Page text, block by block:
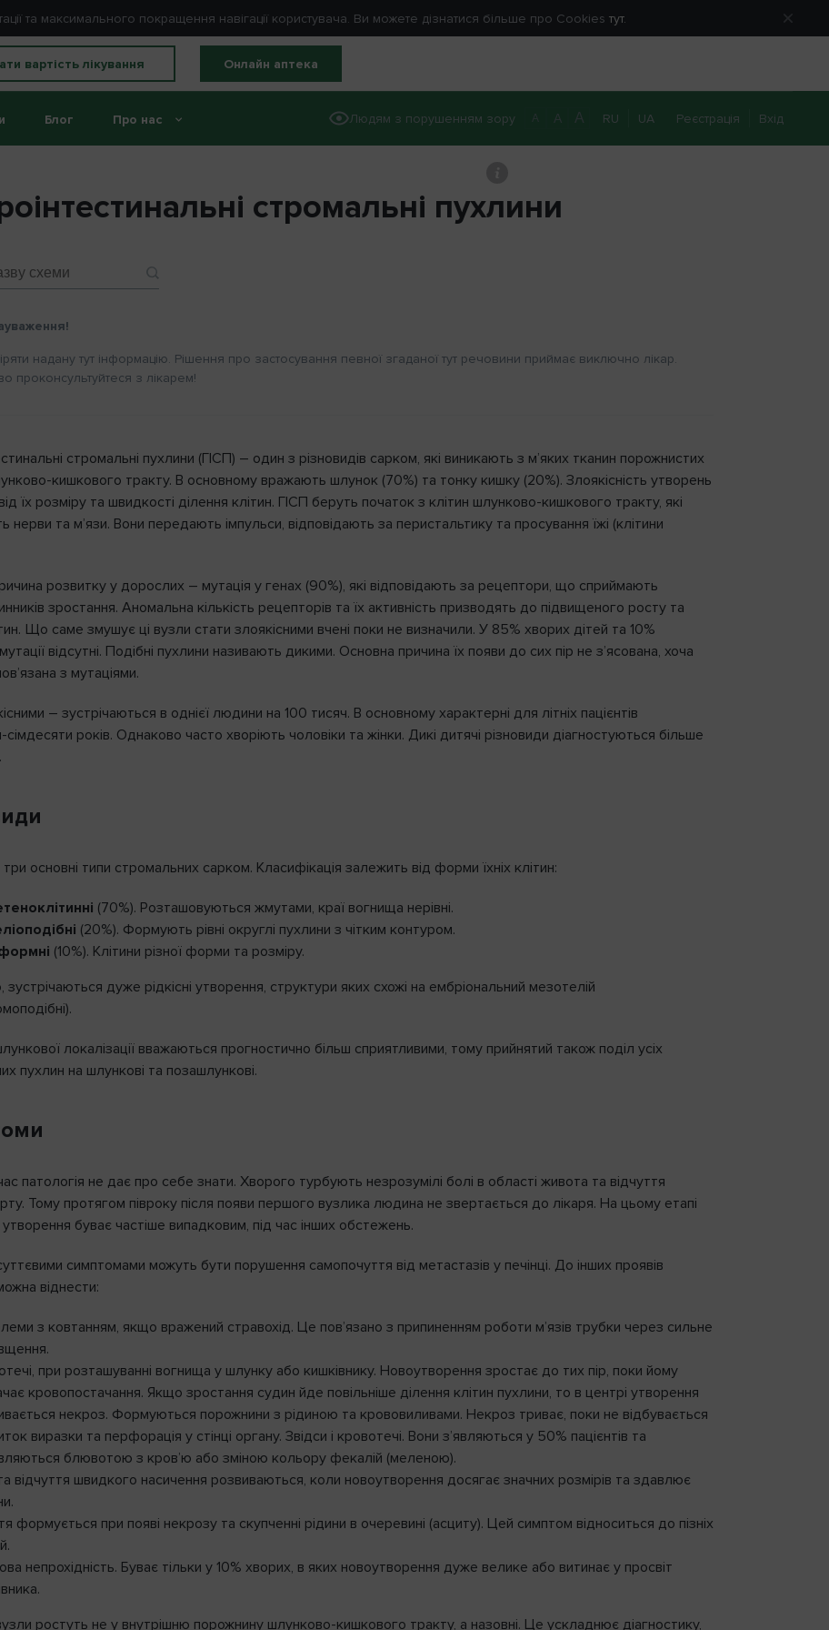
та максимального покращення навігації користувача. Ви можете дізнатися більше про Cookies тут.
вартість лікування Онлайн аптека
Людям з порушенням зору A A RU UA Реєстрація Вхід
Блог Про нас
стромальні пухлини
надану тут інформацію. Рішення про застосування певної згаданої тут речовини приймає виключно лікар.
проконсультуйтеся з лікарем!
стромальні пухлини (ГІСП) – один з різновидів сарком, які виникають з м’яких тканин порожнистих
кишкового тракту. В основному вражають шлунок (70%) та тонку кишку (20%). Злоякісність утворень
їх розміру та швидкості ділення клітин. ГІСП беруть початок з клітин шлунково-кишкового тракту, які
нерви та м’язи. Вони передають імпульси, відповідають за перистальтику та просування їжі (клітини
розвитку у дорослих – мутація у генах (90%), які відповідають за рецептори, що сприймають
зростання. Аномальна кількість рецепторів та їх активність призводять до підвищеного росту та
Що саме змушує ці вузли стати злоякісними вчені поки не визначили. У 85% хворих дітей та 10%
відсутні. Подібні пухлини називають дикими. Основна причина їх появи до сих пір не з’ясована, хоча
з мутаціями.
– зустрічаються в однієї людини на 100 тисяч. В основному характерні для літніх пацієнтів
сімдесяти років. Однаково часто хворіють чоловіки та жінки. Дикі дитячі різновиди діагностуються більше
основні типи стромальних сарком. Класифікація залежить від форми їхніх клітин:
(70%). Розташовуються жмутами, краї вогнища нерівні.
(20%). Формують рівні округлі пухлини з чітким контуром.
(10%). Клітини різної форми та розміру.
зустрічаються дуже рідкісні утворення, структури яких схожі на ембріональний мезотелій
локалізації вважаються прогностично більш сприятливими, тому прийнятий також поділ усіх
пухлин на шлункові та позашлункові.
патологія не дає про себе знати. Хворого турбують незрозумілі болі в області живота та відчуття
Тому протягом півроку після появи першого вузлика людина не звертається до лікаря. На цьому етапі
буває частіше випадковим, під час інших обстежень.
симптомами можуть бути порушення самопочуття від метастазів у печінці. До інших проявів
віднести:
з ковтанням, якщо вражений стравохід. Це пов’язано з припиненням роботи м’язів трубки через сильне
при розташуванні вогнища у шлунку або кишківнику. Новоутворення зростає до тих пір, поки йому
кровопостачання. Якщо зростання судин йде повільніше ділення клітин пухлини, то в центрі утворення
некроз. Формуються порожнини з рідиною та крововиливами. Некроз триває, поки не відбувається
виразки та перфорація у стінці органу. Звідси і кровотечі. Вони з’являються у 50% пацієнтів та
блювотою з кров’ю або зміною кольору фекалій (меленою).
відчуття швидкого насичення розвиваються, коли новоутворення досягає значних розмірів та здавлює
формується при появі некрозу та скупченні рідини в очеревині (асциту). Цей симптом відноситься до пізніх
непрохідність. Буває тільки у 10% хворих, в яких новоутворення дуже велике або витинає у просвіт
ростуть не у внутрішню порожнину шлунково-кишкового тракту, а назовні. Це ускладнює діагностику,
Вхід Вхід